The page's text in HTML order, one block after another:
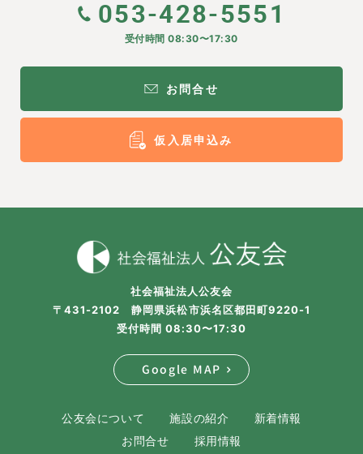
053-428-5551
受付時間 08:30〜17:30
お問合せ
仮入居申込み
社会福祉法人公友会
〒431-2102 静岡県浜松市浜名区都田町9220-1
受付時間 08:30〜17:30
Google MAP
公友会について 施設の紹介
新着情報
お問合せ
採用情報